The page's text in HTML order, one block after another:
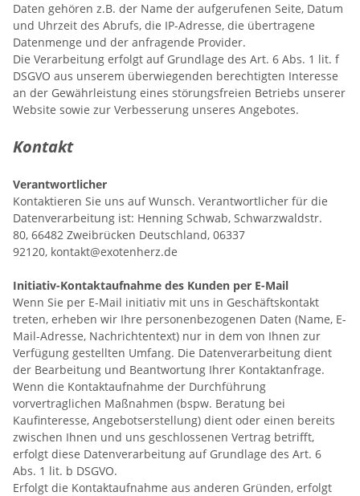
Daten gehören z.B. der Name der aufgerufenen Seite, Datum
und Uhrzeit des Abrufs, die IP-Adresse, die übertragene
Datenmenge und der anfragende Provider.
Die Verarbeitung erfolgt auf Grundlage des Art. 6 Abs. 1 lit. f
DSGVO aus unserem überwiegenden berechtigten Interesse
an der Gewährleistung eines störungsfreien Betriebs unserer
Website sowie zur Verbesserung unseres Angebotes.
Kontakt
Verantwortlicher
Kontaktieren Sie uns auf Wunsch. Verantwortlicher für die
Datenverarbeitung ist: Henning Schwab, Schwarzwaldstr.
80, 66482 Zweibrücken Deutschland, 06337
92120, kontakt@exotenherz.de
Initiativ-Kontaktaufnahme des Kunden per E-Mail
Wenn Sie per E-Mail initiativ mit uns in Geschäftskontakt
treten, erheben wir Ihre personenbezogenen Daten (Name, E-
Mail-Adresse, Nachrichtentext) nur in dem von Ihnen zur
Verfügung gestellten Umfang. Die Datenverarbeitung dient
der Bearbeitung und Beantwortung Ihrer Kontaktanfrage.
Wenn die Kontaktaufnahme der Durchführung
vorvertraglichen Maßnahmen (bspw. Beratung bei
Kaufinteresse, Angebotserstellung) dient oder einen bereits
zwischen Ihnen und uns geschlossenen Vertrag betrifft,
erfolgt diese Datenverarbeitung auf Grundlage des Art. 6
Abs. 1 lit. b DSGVO.
Erfolgt die Kontaktaufnahme aus anderen Gründen, erfolgt